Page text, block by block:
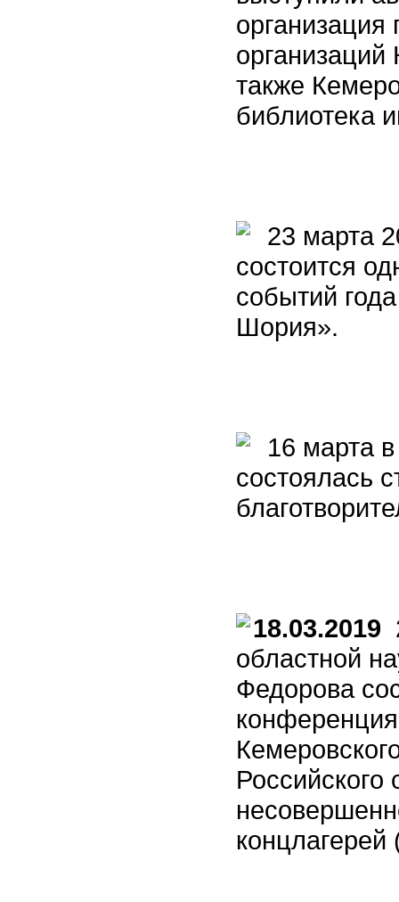
также
библиотека
23 марта
состоится
событий
Шория».
16 марта
состоялась
18.03.2019
областной
Федорова